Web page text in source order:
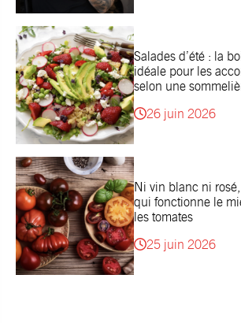
Salades d’été : la
idéale pour les
selon une
26 juin 2026
Ni vin blanc ni
qui fonctionne le
les tomates
25 juin 2026